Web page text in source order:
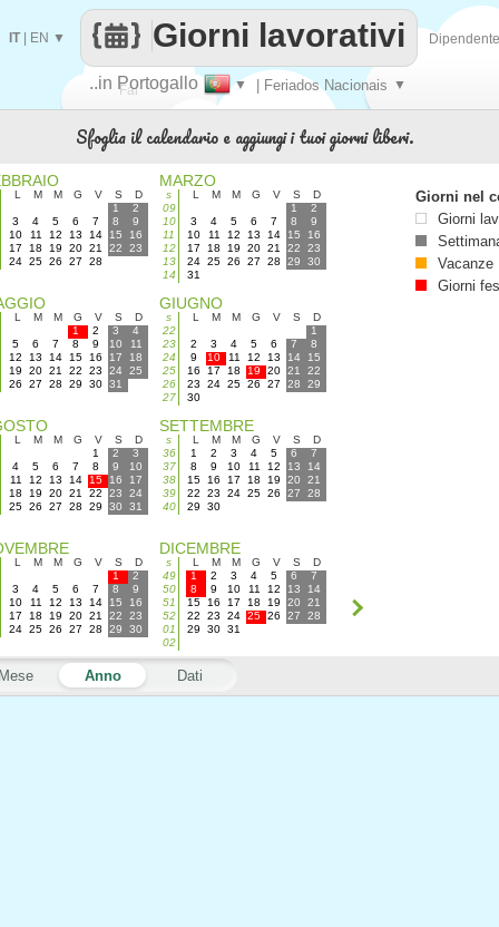
Fai
..in Portogallo ▼ | Feriados Nacionais ▼
Giorni lavorativi
IT| EN ▼
Sfoglia il calendario e aggiungi i tuoi giorni liberi.
L M M G V S
D
1
2
3
4 5 6 7 8
9
10
11 12 13 14 15
16
17
18 19 20 21 22
23
24 25 26 27 28
MARZO
s L M M G V S
D
09
1
2
10
3 4 5 6 7 8
9
11
10 11 12 13 14 15
16
12
17 18 19 20 21 22
23
13
24 25 26 27 28 29
30
14
31
L M M G V S
D
1
2 3
4
5
6 7 8 9 10
11
12
13 14 15 16 17
18
19
20 21 22 23 24
25
26
27 28 29 30 31
GIUGNO
s L M M G V S
D
22
1
23
2 3 4 5 6 7
8
24
9 10 11 12 13 14
15
25
16 17 18 19 20 21
22
26
23 24 25 26 27 28
29
27
30
L M M G V S
D
1
2
3
4
5 6 7 8 9
10
11
12 13 14 15 16
17
18
19 20 21 22 23
24
25 26 27 28 29 30 31
SETTEMBRE
s L M M G V S
D
36
1 2 3 4 5 6
7
37
8 9 10 11 12 13
14
38
15 16 17 18 19 20
21
39
22 23 24 25 26 27
28
40
29 30
L M M G V S
D
1
2
3
4 5 6 7 8
9
10
11 12 13 14 15
16
17
18 19 20 21 22
23
24 25 26 27 28 29 30
DICEMBRE
s L M M G V S
D
49
1 2 3 4 5 6
7
50
8 9 10 11 12 13
14
51
15 16 17 18 19 20
21
52
22 23 24 25 26 27
28
01
29 30 31
02
Anno Dati
Giorni nel
Giorni
Vacanze
Giorni